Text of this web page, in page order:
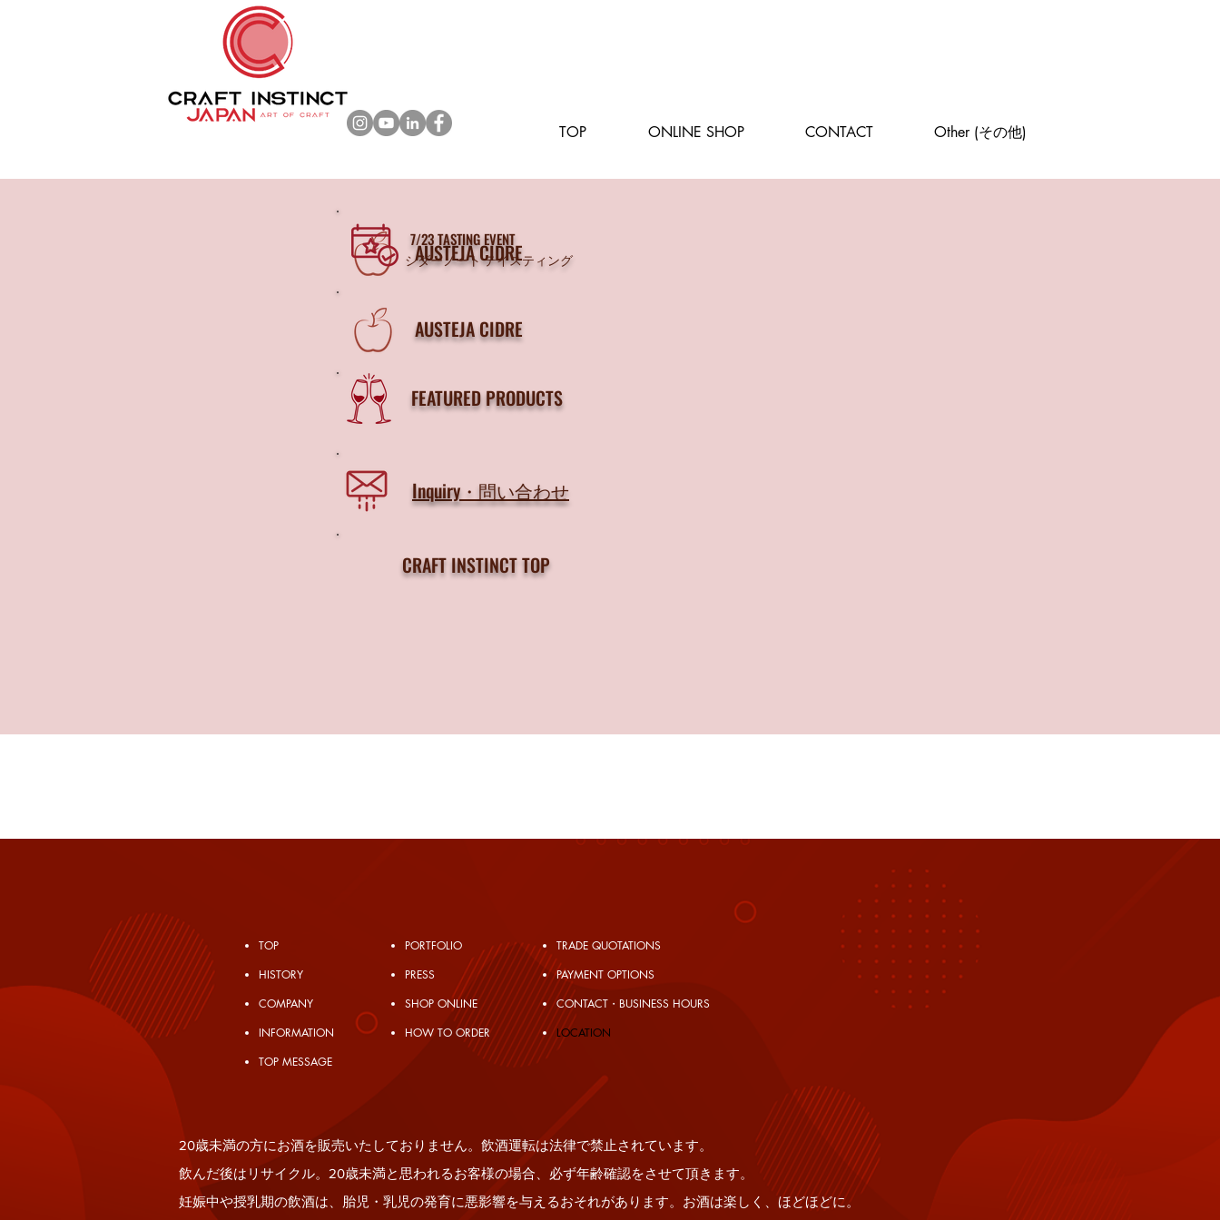
TOP ONLINE SHOP CONTACT Other (その他)
AUSTEJA CIDRE
7/23 TASTING EVENT
シダーノート テイスティング
AUSTEJA CIDRE
FEATURED PRODUCTS
Inquiry・問い合わせ
CRAFT INSTINCT TOP
20歳未満の飲酒は法律で禁止されています。
JAPAN SCTL
TRADE QUOTATIONS
PAYMENT OPTIONS
CONTACT・BUSINESS HOURS
​LOCATION
PORTFOLIO
PRESS
SHOP ONLINE
HOW TO ORDER
TOP
​HISTORY
COMPANY
INFORMATION
TOP MESSAGE
妊娠中や授乳期の飲酒は、胎児・乳児の発育に悪影響を与えるおそれがあります。お酒は楽しく、ほどほどに。
20歳未満の方にお酒を販売いたしておりません。飲酒運転は法律で禁止されています。
飲んだ後はリサイクル。20歳未満と思われるお客様の場合、必ず年齢確認をさせて頂きます。